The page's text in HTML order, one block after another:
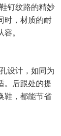
钉纹路的精妙
时，材质的耐
。
设计，如同为
。后跟处的提
鞋，都能节省